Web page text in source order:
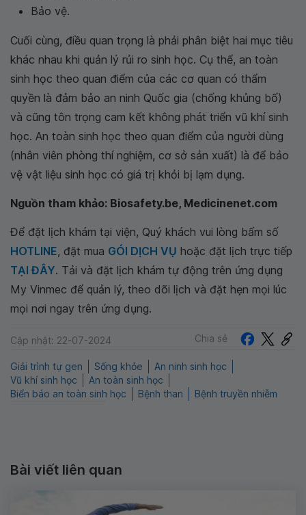
Bảo vệ.
Cuối cùng, điều quan trọng là phải phân biệt hai mục tiêu
khác nhau khi quản lý rủi ro sinh học. Cụ thể, an toàn
sinh học theo quan điểm của các cơ quan có thẩm
quyền là đảm bảo an ninh Quốc gia (chống khủng bố)
và cũng tôn trọng cam kết không phát triển vũ khí sinh
học. An toàn sinh học theo quan điểm của người dùng
(nhân viên phòng thí nghiệm, cơ sở sản xuất) là để bảo
vệ vật liệu sinh học có giá trị khỏi bị lạm dụng.
Nguồn tham khảo: Biosafety.be, Medicinenet.com
Để đặt lịch khám tại viện, Quý khách vui lòng bấm số
HOTLINE, đặt mua GÓI DỊCH VỤ hoặc đặt lịch trực tiếp
TẠI ĐÂY. Tải và đặt lịch khám tự động trên ứng dụng
My Vinmec để quản lý, theo dõi lịch và đặt hẹn mọi lúc
mọi nơi ngay trên ứng dụng.
Cập nhật: 22-07-2024 Chia sẻ
Giải trình tự gen Sống khỏe
An ninh sinh học
Vũ khí sinh học
An toàn sinh học
Biển báo an toàn sinh học
Bệnh than Bệnh truyền nhiễm
Bài viết liên quan